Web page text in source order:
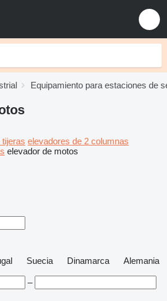
Equipamiento para estaciones de
elevadores de 2 columnas
elevador de motos
Suecia Dinamarca
Alemania
–